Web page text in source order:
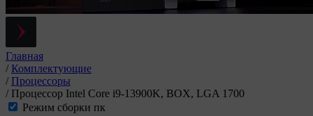
Главная
/ Комплектующие
/ Процессоры
/ Процессор Intel Core i9-13900K, BOX, LGA 1700
Режим сборки пк